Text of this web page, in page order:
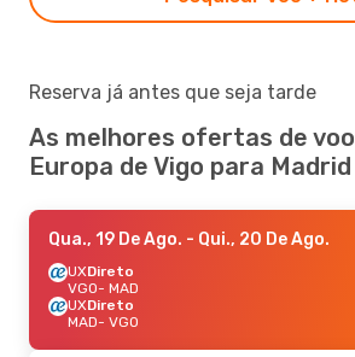
Reserva já antes que seja tarde
As melhores ofertas de
Europa de Vigo para Madrid
Qua., 19 De Ago. - Qui., 20 De Ago.
UXDireto
VGO- MAD
UXDireto
MAD- VGO